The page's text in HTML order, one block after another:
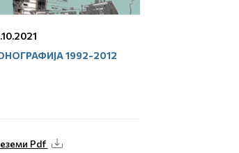
1992-2012
Pdf